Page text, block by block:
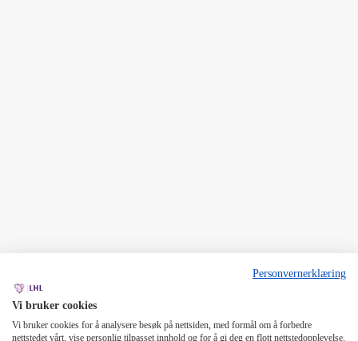
Personvernerklæring
Vi bruker cookies
Vi bruker cookies for å analysere besøk på nettsiden, med formål om å forbedre
nettstedet vårt, vise personlig tilpasset innhold og for å gi deg en flott nettstedopplevelse.